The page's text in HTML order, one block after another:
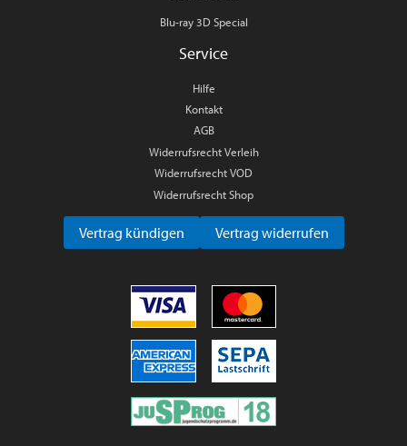
Blu-ray 3D Special
Service
Hilfe
Kontakt
AGB
Widerrufsrecht Verleih
Widerrufsrecht VOD
Widerrufsrecht Shop
Vertrag kündigen Vertrag widerrufen